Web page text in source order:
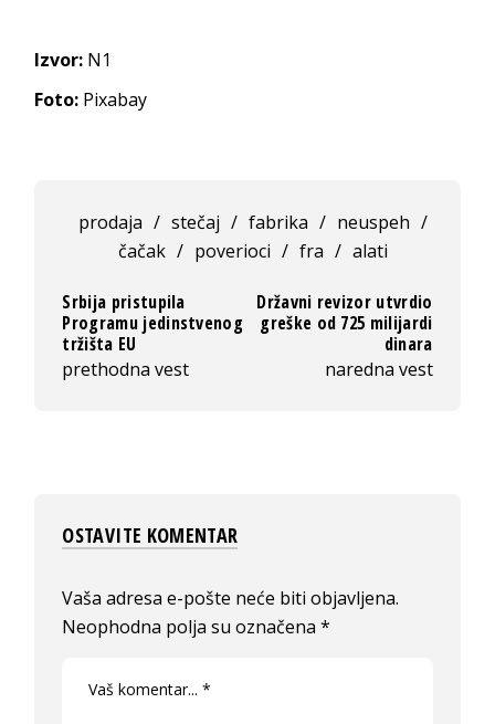
Izvor: N1
Foto: Pixabay
prodaja / stečaj / fabrika / neuspeh /
čačak / poverioci / fra / alati
Srbija pristupila
Programu jedinstvenog
tržišta EU
prethodna vest
Državni revizor utvrdio
greške od 725 milijardi
dinara
naredna vest
OSTAVITE KOMENTAR
Vaša adresa e-pošte neće biti objavljena.
Neophodna polja su označena*